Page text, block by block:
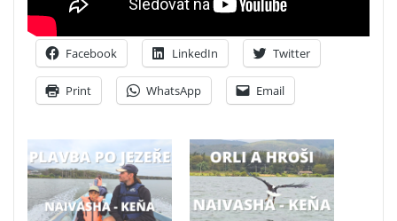
Facebook LinkedIn Twitter
Print WhatsApp Email